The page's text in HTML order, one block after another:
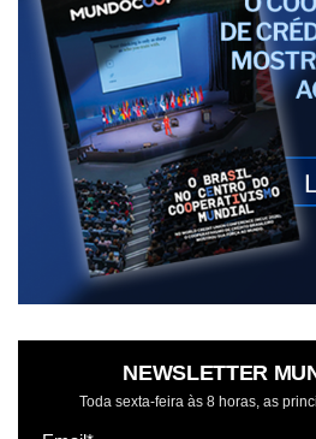
NEWSLETTER
Toda sexta-feira às 8 horas, as